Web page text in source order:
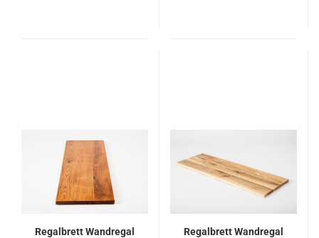
Regalbrett Wandregal
Regalbrett Wandregal